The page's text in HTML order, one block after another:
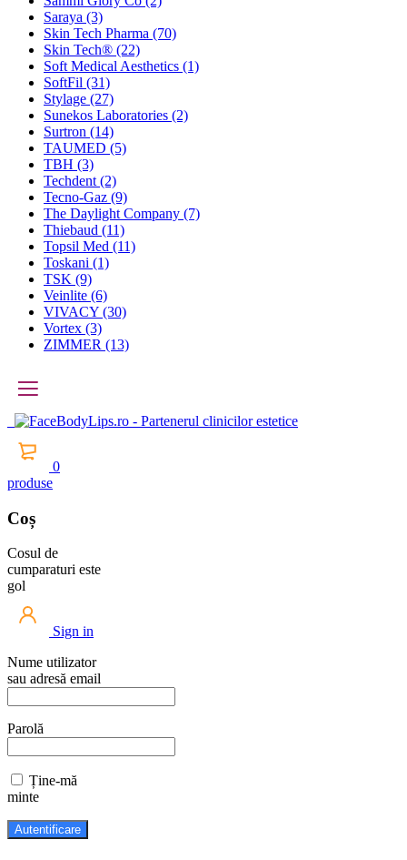
Saraya (3)
Skin Tech Pharma (70)
Skin Tech® (22)
Soft Medical Aesthetics (1)
SoftFil (31)
Stylage (27)
Sunekos Laboratories (2)
Surtron (14)
TAUMED (5)
TBH (3)
Techdent (2)
Tecno-Gaz (9)
The Daylight Company (7)
Thiebaud (11)
Topsil Med (11)
Toskani (1)
TSK (9)
Veinlite (6)
VIVACY (30)
Vortex (3)
ZIMMER (13)
0
produse
Coș
Cosul de
cumparaturi este
gol
Sign in
Nume utilizator
sau adresă email
Parolă
Ține-mă
minte